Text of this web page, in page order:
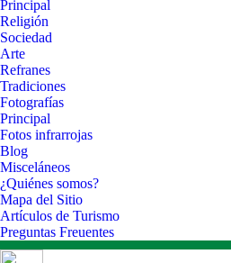
Principal
Religión
Sociedad
Arte
Refranes
Tradiciones
Fotografías
Principal
Fotos infrarrojas
Blog
Misceláneos
¿Quiénes somos?
Mapa del Sitio
Artículos de Turismo
Preguntas Freuentes